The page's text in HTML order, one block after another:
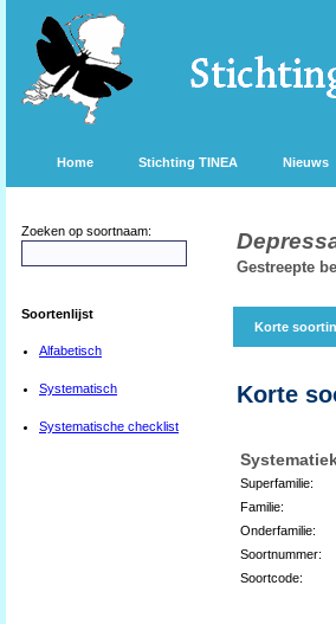
Home Stichting TINEA Nieuws
Zoeken op soortnaam:
Soortenlijst
Alfabetisch
Systematisch
Systematische checklist
Gestreepte
Korte
Korte
Superfamilie:
Familie:
Onderfamilie:
Soortnummer:
Soortcode: